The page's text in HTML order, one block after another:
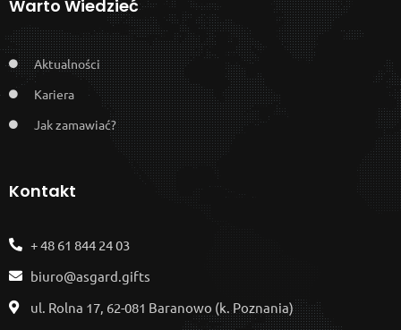
Warto Wiedzieć
Aktualności
Kariera
Jak zamawiać?
Kontakt
+ 48 61 844 24 03
biuro@asgard.gifts
ul. Rolna 17, 62-081 Baranowo (k. Poznania)